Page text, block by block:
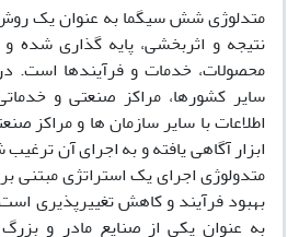
متدلوژی شش سیگما به عنوان یک روش
نتیجه و اثربخشی، پایه گذاری شده
محصولات، خدمات و فرآیندها است.
سایر کشورها، مراکز صنعتی و
اطلاعات با سایر سازمان ها و مراکز
ابزار آگاهی یافته و به اجرای آن
متدولوژی اجرای یک استراتژی مبتنی
بهبود فرآیند و کاهش تغییرپذیری
به عنوان یکی از صنایع مادر و